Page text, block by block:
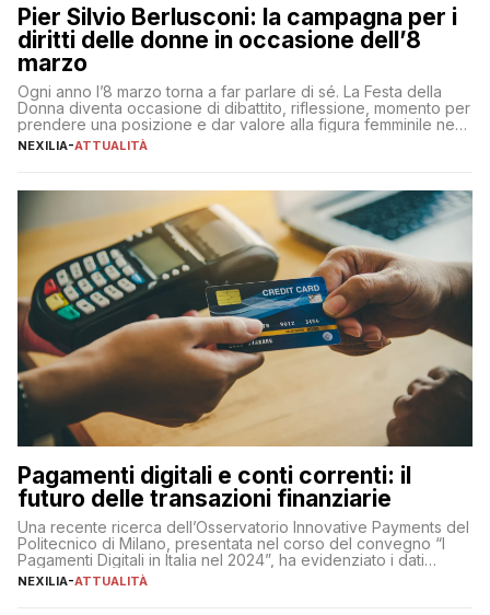
Pier Silvio Berlusconi: la campagna per i
diritti delle donne in occasione dell’8
marzo
Ogni anno l’8 marzo torna a far parlare di sé. La Festa della
Donna diventa occasione di dibattito, riflessione, momento per
prendere una posizione e dar valore alla figura femminile nella
sua complessità e crucialità. A lanciare un messaggio “forte e
NEXILIA-ATTUALITÀ
Pagamenti digitali e conti correnti: il
futuro delle transazioni finanziarie
Una recente ricerca dell’Osservatorio Innovative Payments del
Politecnico di Milano, presentata nel corso del convegno “I
Pagamenti Digitali in Italia nel 2024”, ha evidenziato i dati
definitivi del primo semestre 2024 relativamente alle
NEXILIA-ATTUALITÀ